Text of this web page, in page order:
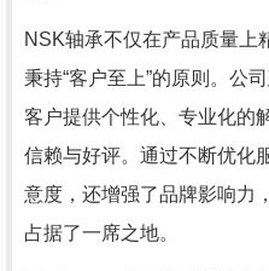
NSK轴承不仅在产品质量上
秉持“客户至上”的原则。公
客户提供个性化、专业化的
信赖与好评。通过不断优化
意度，还增强了品牌影响力
占据了一席之地。